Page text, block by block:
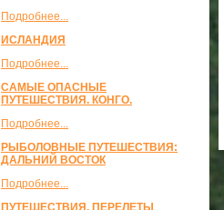
Подробнее...
ИСЛАНДИЯ
Подробнее...
САМЫЕ ОПАСНЫЕ
ПУТЕШЕСТВИЯ. КОНГО.
Подробнее...
РЫБОЛОВНЫЕ ПУТЕШЕСТВИЯ:
ДАЛЬНИЙ ВОСТОК
Подробнее...
ПУТЕШЕСТВИЯ, ПЕРЕЛЕТЫ